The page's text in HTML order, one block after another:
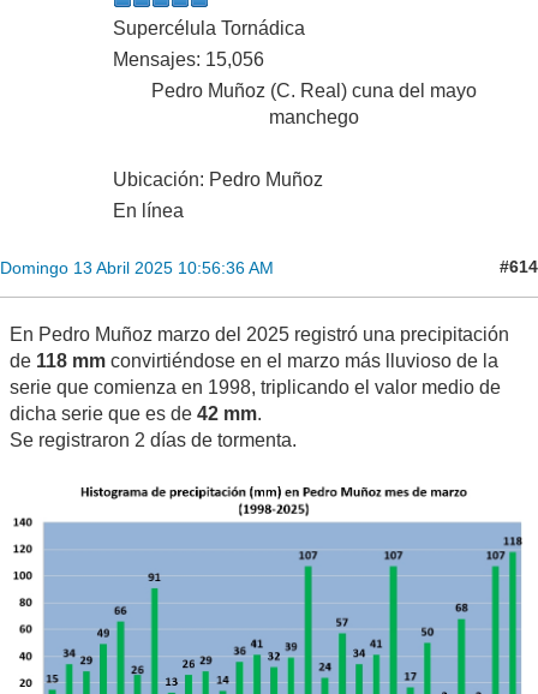
Supercélula Tornádica
Mensajes: 15,056
Pedro Muñoz (C. Real) cuna del mayo
manchego
Ubicación: Pedro Muñoz
En línea
Domingo 13 Abril 2025 10:56:36 AM #614
En Pedro Muñoz marzo del 2025 registró una precipitación
de 118 mm convirtiéndose en el marzo más lluvioso de la
serie que comienza en 1998, triplicando el valor medio de
dicha serie que es de 42 mm.
Se registraron 2 días de tormenta.